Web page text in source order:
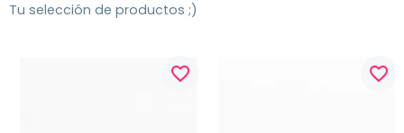
Tu selección de productos ;)
favorite_border favorite_border